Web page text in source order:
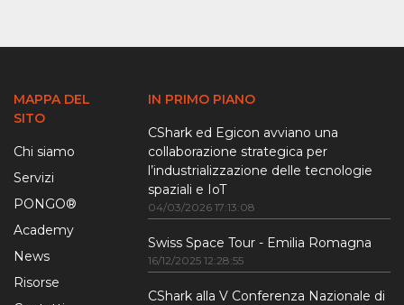
MAPPA DEL
SITO
Chi siamo
Servizi
PONGO®
Academy
News
Risorse
IN PRIMO PIANO
CShark ed Egicon avviano una
collaborazione strategica per
l’industrializzazione delle tecnologie
spaziali e IoT
04/03/2026 17:13:08
Swiss Space Tour - Emilia Romagna
16/12/2025 12:28:55
CShark alla V Conferenza Nazionale di